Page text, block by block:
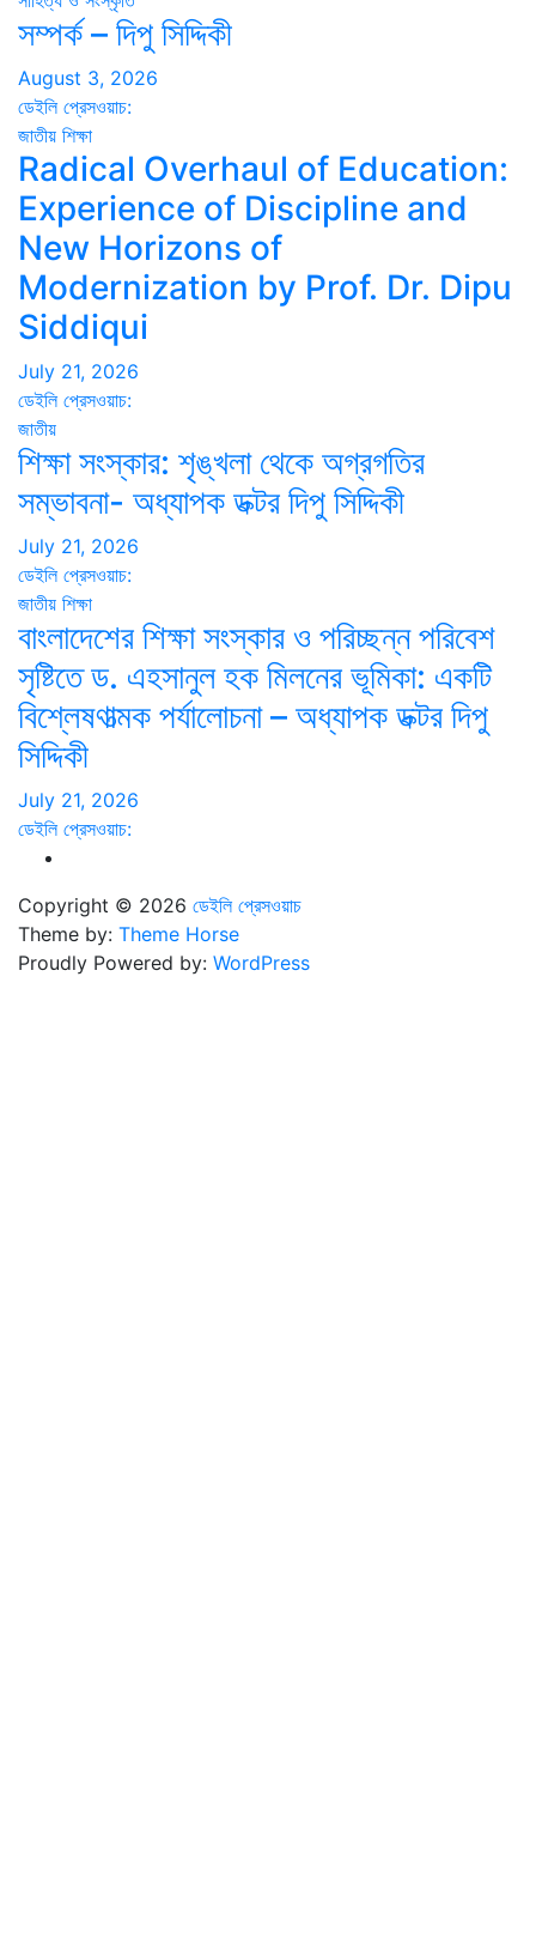
সম্পর্ক – দিপু সিদ্দিকী
August 3, 2026
ডেইলি প্রেসওয়াচ:
জাতীয় শিক্ষা
Radical Overhaul of Education:
Experience of Discipline and
New Horizons of
Modernization by Prof. Dr. Dipu
Siddiqui
July 21, 2026
ডেইলি প্রেসওয়াচ:
জাতীয়
শিক্ষা সংস্কার: শৃঙ্খলা থেকে অগ্রগতির
সম্ভাবনা- অধ্যাপক ডক্টর দিপু সিদ্দিকী
July 21, 2026
ডেইলি প্রেসওয়াচ:
জাতীয় শিক্ষা
বাংলাদেশের শিক্ষা সংস্কার ও পরিচ্ছন্ন পরিবেশ
সৃষ্টিতে ড. এহসানুল হক মিলনের ভূমিকা: একটি
বিশ্লেষণাত্মক পর্যালোচনা – অধ্যাপক ডক্টর দিপু
সিদ্দিকী
July 21, 2026
ডেইলি প্রেসওয়াচ:
Copyright © 2026 ডেইলি প্রেসওয়াচ
Theme by: Theme Horse
Proudly Powered by: WordPress